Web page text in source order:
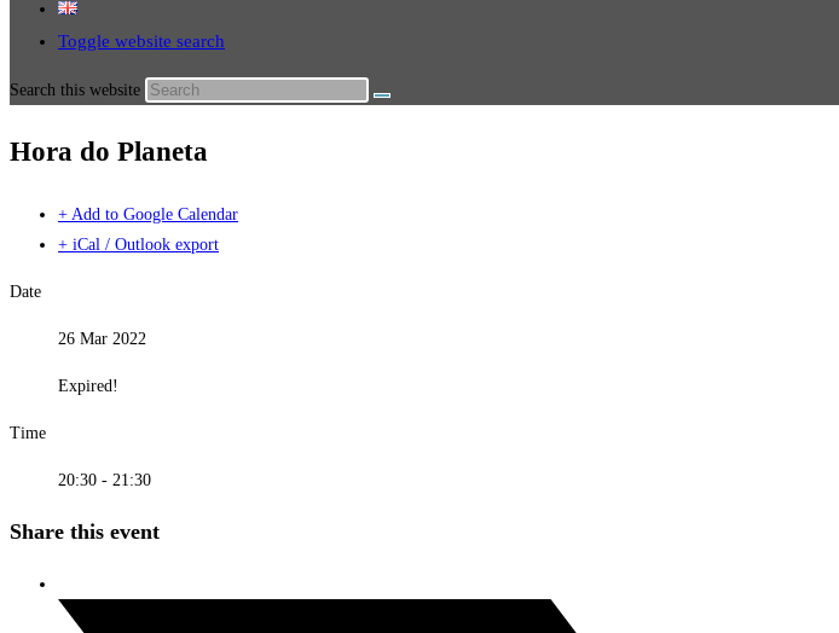
Toggle website search
Search this website
Hora do Planeta
+ Add to Google Calendar
+ iCal / Outlook export
Date
26 Mar 2022
Expired!
Time
20:30 - 21:30
Share this event